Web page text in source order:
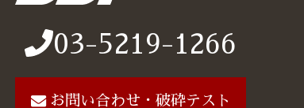
03-5219-1266
お問い合わせ・破砕テスト